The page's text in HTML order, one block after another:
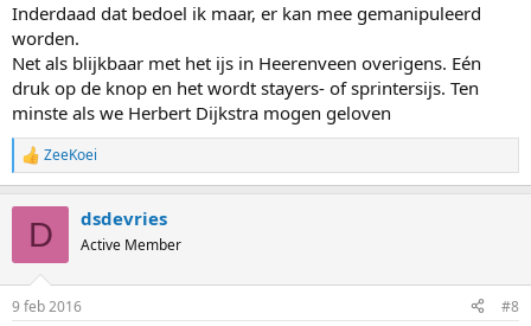
Inderdaad dat bedoel ik maar, er kan mee gemanipuleerd
worden.
Net als blijkbaar met het ijs in Heerenveen overigens. Eén
druk op de knop en het wordt stayers- of sprintersijs. Ten
minste als we Herbert Dijkstra mogen geloven
R
e
n
s
ZeeKoei
D dsdevries
Active Member
9 feb 2016 #8